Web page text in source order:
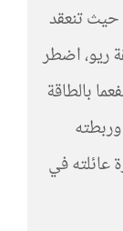
حيث تنعقد
ريو، اضطر
بالطاقة
عائلته في